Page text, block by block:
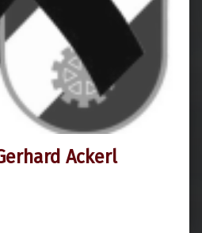
Ackerl